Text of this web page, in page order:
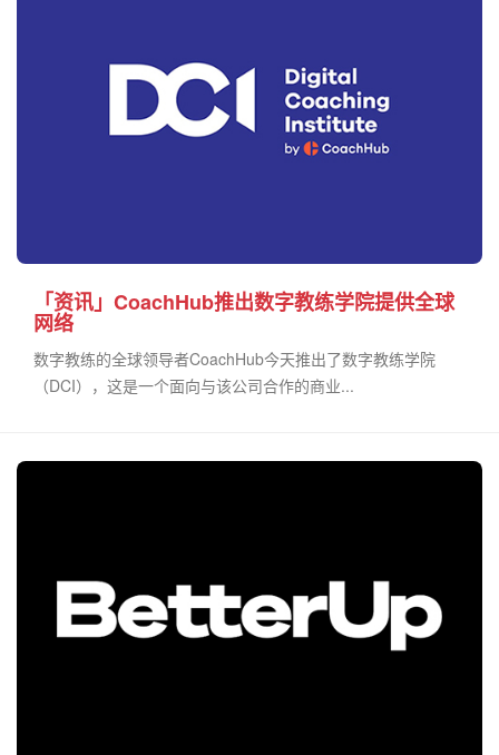
「资讯」CoachHub推出数字教练学院提供全球
网络
数字教练的全球领导者CoachHub今天推出了数字教练学院
（DCI），这是一个面向与该公司合作的商业...